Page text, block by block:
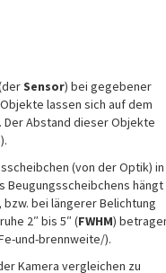
Sensor) bei gegebener
lassen sich auf dem
Der Abstand dieser Objekte
(von der Optik) in
Beugungsscheibchens hängt
bei längerer Belichtung
2″ bis 5″ (FWHM)
und-brennweite/).
Kamera vergleichen zu